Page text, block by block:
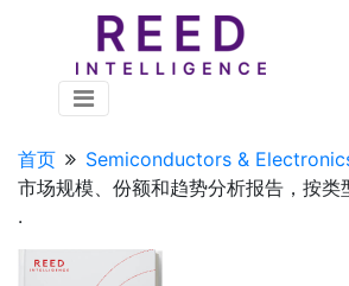
首页 Semiconductors &
市场规模、份额和趋势分析报告，按
.